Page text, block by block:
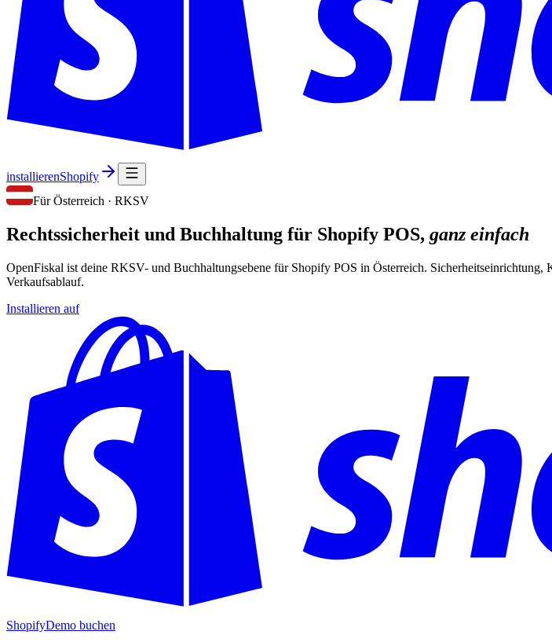
installierenShopify
Für Österreich · RKSV
Rechtssicherheit und Buchhaltung für Shopify POS, ganz einfach
OpenFiskal ist deine RKSV- und Buchhaltungsebene für Shopify POS in Österreich.
Verkaufsablauf.
Installieren auf
ShopifyDemo buchen